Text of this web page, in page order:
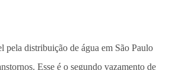
pela distribuição de água em São Paulo
Esse é o segundo vazamento de